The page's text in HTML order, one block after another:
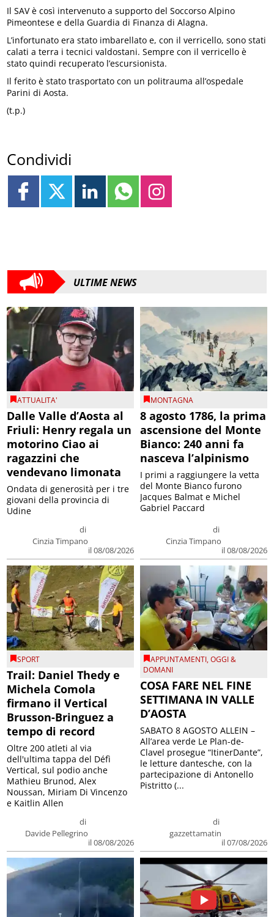
Il SAV è così intervenuto a supporto del Soccorso Alpino
Pimeontese e della Guardia di Finanza di Alagna.
L’infortunato era stato imbarellato e, con il verricello, sono stati
calati a terra i tecnici valdostani. Sempre con il verricello è
stato quindi recuperato l’escursionista.
Il ferito è stato trasportato con un politrauma all’ospedale
Parini di Aosta.
(t.p.)
Condividi
ULTIME NEWS
ATTUALITA'
Dalle Valle d’Aosta al
Friuli: Henry regala un
motorino Ciao ai
ragazzini che
vendevano limonata
di
Cinzia Timpano
il 08/08/2026
Ondata di generosità per i tre
giovani della provincia di
Udine
MONTAGNA
8 agosto 1786, la prima
ascensione del Monte
Bianco: 240 anni fa
nasceva l’alpinismo
di
Cinzia Timpano
il 08/08/2026
I primi a raggiungere la vetta
del Monte Bianco furono
Jacques Balmat e Michel
Gabriel Paccard
SPORT
Trail: Daniel Thedy e
Michela Comola
firmano il Vertical
Brusson-Bringuez a
tempo di record
di
Davide Pellegrino
il 08/08/2026
Oltre 200 atleti al via
dell'ultima tappa del Défì
Vertical, sul podio anche
Mathieu Brunod, Alex
Noussan, Miriam Di Vincenzo
e Kaitlin Allen
APPUNTAMENTI,OGGI &
DOMANI
COSA FARE NEL FINE
SETTIMANA IN VALLE
D’AOSTA
di
gazzettamatin
il 07/08/2026
SABATO 8 AGOSTO ALLEIN –
All’area verde Le Plan-de-
Clavel prosegue “ItinerDante”,
le letture dantesche, con la
partecipazione di Antonello
Pistritto (...